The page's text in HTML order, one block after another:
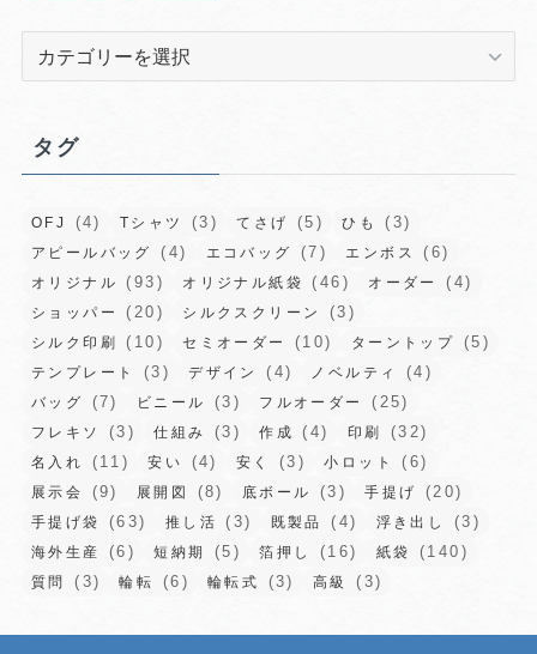
リ
ー
タグ
OFJ (4) Tシャツ (3) てさげ (5) ひも (3)
アピールバッグ (4) エコバッグ (7) エンボス (6)
オリジナル (93) オリジナル紙袋 (46) オーダー (4)
ショッパー (20) シルクスクリーン (3)
シルク印刷 (10) セミオーダー (10) ターントップ (5)
テンプレート (3) デザイン (4) ノベルティ (4)
バッグ (7) ビニール (3) フルオーダー (25)
フレキソ (3) 仕組み (3) 作成 (4) 印刷 (32)
名入れ (11) 安い (4) 安く (3) 小ロット (6)
展示会 (9) 展開図 (8) 底ボール (3) 手提げ (20)
手提げ袋 (63) 推し活 (3) 既製品 (4) 浮き出し (3)
海外生産 (6) 短納期 (5) 箔押し (16) 紙袋 (140)
質問 (3) 輪転 (6) 輪転式 (3) 高級 (3)